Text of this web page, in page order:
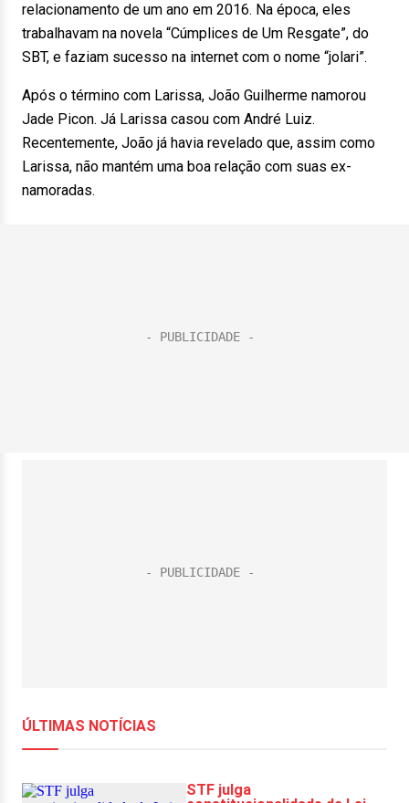
relacionamento de um ano em 2016. Na época, eles
trabalhavam na novela “Cúmplices de Um Resgate”, do
SBT, e faziam sucesso na internet com o nome “jolari”.
Após o término com Larissa, João Guilherme namorou
Jade Picon. Já Larissa casou com André Luiz.
Recentemente, João já havia revelado que, assim como
Larissa, não mantém uma boa relação com suas ex-
namoradas.